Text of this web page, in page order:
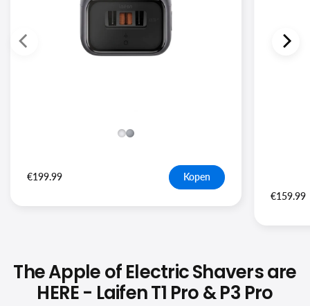
€199.99 Kopen
€159.99
The Apple of Electric Shavers are
HERE - Laifen T1 Pro & P3 Pro